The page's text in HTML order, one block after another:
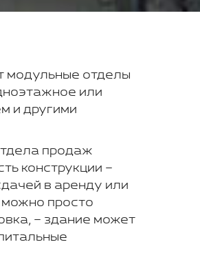
модульные отделы
или
и другими
продаж
конструкции –
в аренду или
просто
– здание может